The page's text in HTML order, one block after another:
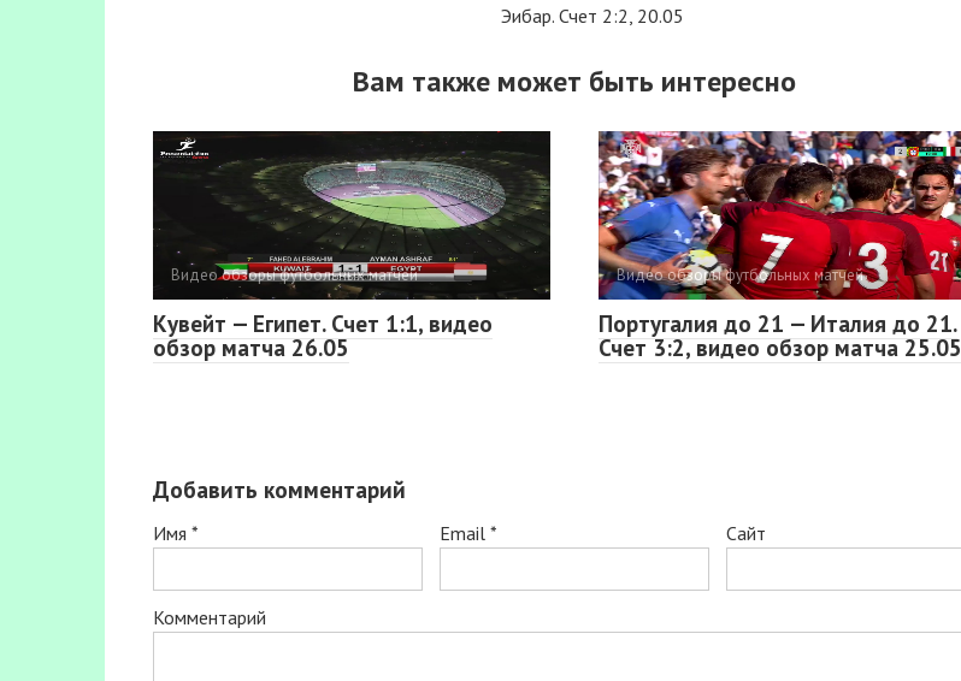
Эибар. Счет 2:2, 20.05
Вам также может быть интересно
Видео обзоры футбольных матчей
Кувейт — Египет. Счет 1:1, видео
обзор матча 26.05
Видео обзоры футбольных матчей
Португалия до 21 — Италия до 21.
Счет 3:2, видео обзор матча 25.05
Добавить комментарий
Имя * Email * Сайт
Комментарий